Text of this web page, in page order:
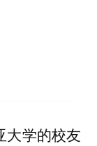
大学的校友